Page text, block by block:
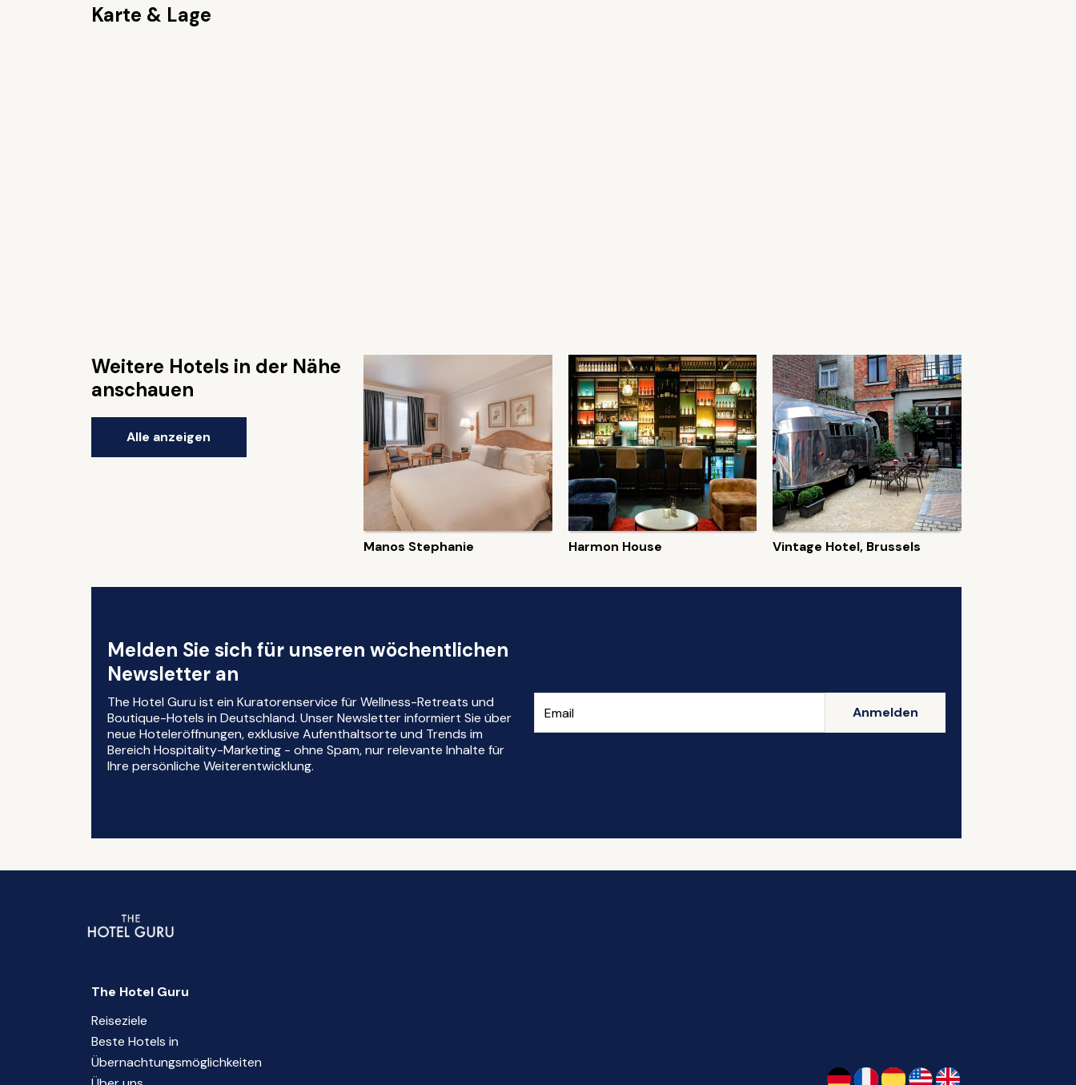
Karte & Lage
Weitere Hotels in der Nähe
anschauen
Alle anzeigen
Manos Stephanie Harmon House Vintage Hotel, Brussels
Melden Sie sich für unseren wöchentlichen
Newsletter an
The Hotel Guru ist ein Kuratorenservice für Wellness-Retreats und
Boutique-Hotels in Deutschland. Unser Newsletter informiert Sie über
neue Hoteleröffnungen, exklusive Aufenthaltsorte und Trends im
Bereich Hospitality-Marketing - ohne Spam, nur relevante Inhalte für
Ihre persönliche Weiterentwicklung.
Anmelden
The Hotel Guru
Reiseziele
Beste Hotels in
Übernachtungsmöglichkeiten